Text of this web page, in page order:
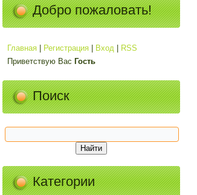
Добро пожаловать!
Главная| Регистрация| Вход|
RSS
Приветствую Вас Гость
Поиск
Категории